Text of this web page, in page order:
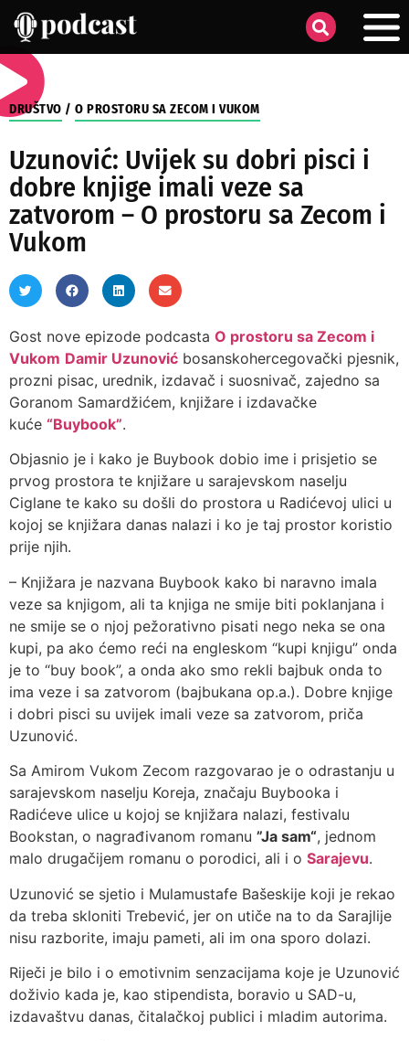
DRUŠTVO / O PROSTORU SA ZECOM I VUKOM
Uzunović: Uvijek su dobri pisci i
dobre knjige imali veze sa
zatvorom – O prostoru sa Zecom i
Vukom
Gost nove epizode podcasta O prostoru sa Zecom i
Vukom Damir Uzunović bosanskohercegovački pjesnik,
prozni pisac, urednik, izdavač i suosnivač, zajedno sa
Goranom Samardžićem, knjižare i izdavačke
kuće “Buybook”.
Objasnio je i kako je Buybook dobio ime i prisjetio se
prvog prostora te knjižare u sarajevskom naselju
Ciglane te kako su došli do prostora u Radićevoj ulici u
kojoj se knjižara danas nalazi i ko je taj prostor koristio
prije njih.
– Knjižara je nazvana Buybook kako bi naravno imala
veze sa knjigom, ali ta knjiga ne smije biti poklanjana i
ne smije se o njoj pežorativno pisati nego neka se ona
kupi, pa ako ćemo reći na engleskom “kupi knjigu” onda
je to “buy book”, a onda ako smo rekli bajbuk onda to
ima veze i sa zatvorom (bajbukana op.a.). Dobre knjige
i dobri pisci su uvijek imali veze sa zatvorom, priča
Uzunović.
Sa Amirom Vukom Zecom razgovarao je o odrastanju u
sarajevskom naselju Koreja, značaju Buybooka i
Radićeve ulice u kojoj se knjižara nalazi, festivalu
Bookstan, o nagrađivanom romanu ”Ja sam“, jednom
malo drugačijem romanu o porodici, ali i o Sarajevu.
Uzunović se sjetio i Mulamustafe Bašeskije koji je rekao
da treba skloniti Trebević, jer on utiče na to da Sarajlije
nisu razborite, imaju pameti, ali im ona sporo dolazi.
Riječi je bilo i o emotivnim senzacijama koje je Uzunović
doživio kada je, kao stipendista, boravio u SAD-u,
izdavaštvu danas, čitalačkoj publici i mladim autorima.